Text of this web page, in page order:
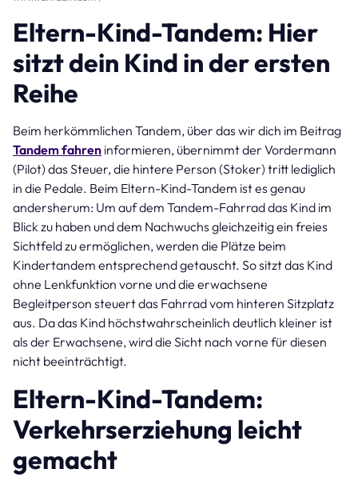
Eltern-Kind-Tandem: Hier
sitzt dein Kind in der ersten
Reihe
Beim herkömmlichen Tandem, über das wir dich im Beitrag
Tandem fahren informieren, übernimmt der Vordermann
(Pilot) das Steuer, die hintere Person (Stoker) tritt lediglich
in die Pedale. Beim Eltern-Kind-Tandem ist es genau
andersherum: Um auf dem Tandem-Fahrrad das Kind im
Blick zu haben und dem Nachwuchs gleichzeitig ein freies
Sichtfeld zu ermöglichen, werden die Plätze beim
Kindertandem entsprechend getauscht. So sitzt das Kind
ohne Lenkfunktion vorne und die erwachsene
Begleitperson steuert das Fahrrad vom hinteren Sitzplatz
aus. Da das Kind höchstwahrscheinlich deutlich kleiner ist
als der Erwachsene, wird die Sicht nach vorne für diesen
nicht beeinträchtigt.
Eltern-Kind-Tandem:
Verkehrserziehung leicht
gemacht